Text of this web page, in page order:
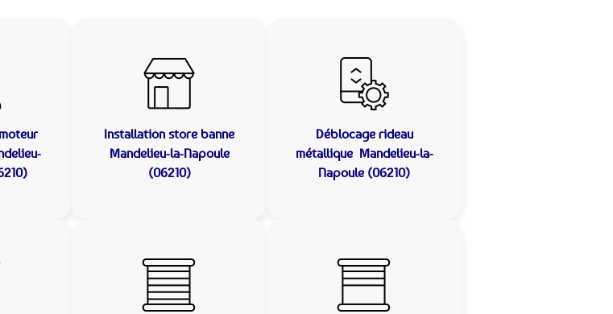
Installation store banne
Mandelieu-la-Napoule
(06210)
Déblocage rideau
métallique Mandelieu-la-
Napoule (06210)